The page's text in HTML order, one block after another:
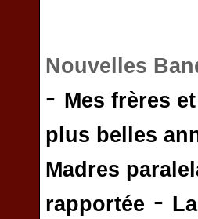
Nouvelles
- Mes frères
plus belles
Madres
rapportée -